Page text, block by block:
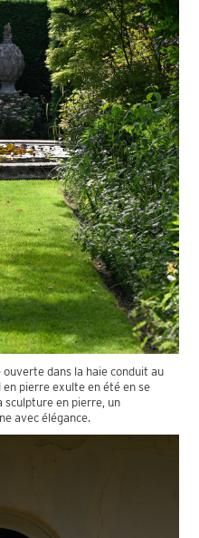
ouverte dans la haie conduit au
pierre exulte en été en se
sculpture en pierre, un
avec élégance.